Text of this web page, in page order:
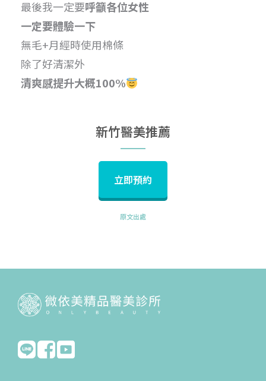
最後我一定要呼籲各位女性
一定要體驗一下
無毛+月經時使用棉條
除了好清潔外
清爽感提升大概100%
新竹醫美推薦
立即預約
原文出處